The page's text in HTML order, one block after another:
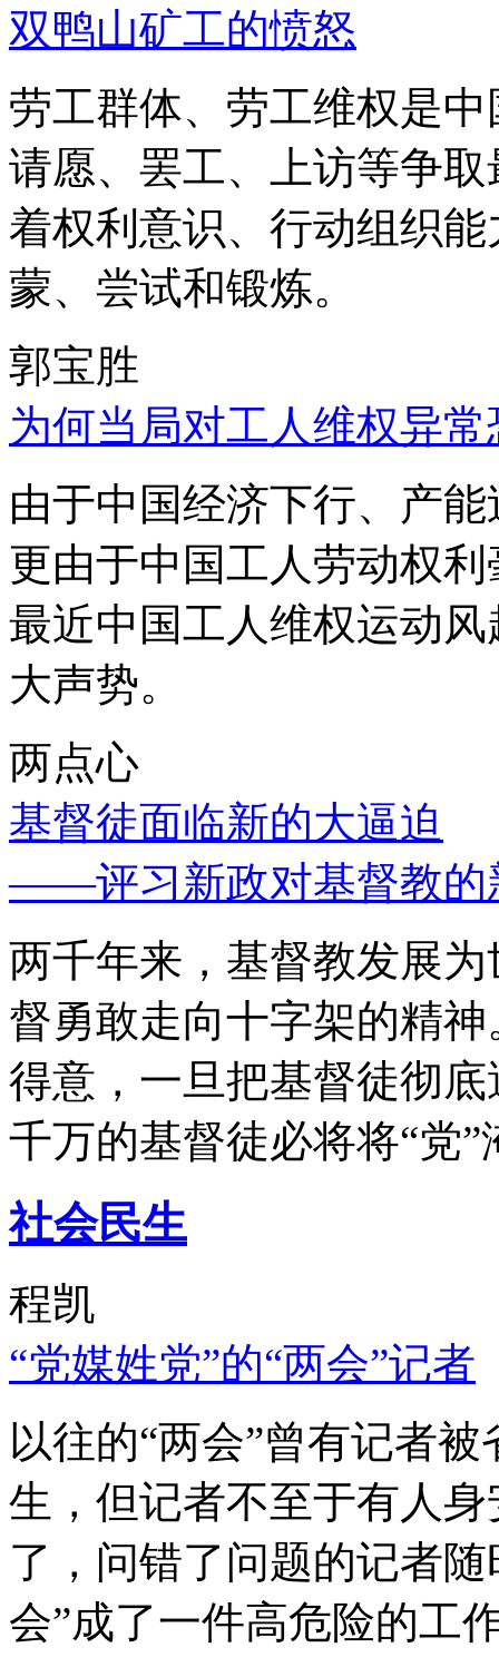
双鸭山矿工的愤怒
劳工群体、劳工维权是
请愿、罢工、上访等争
着权利意识、行动组织
蒙、尝试和锻炼。
郭宝胜
为何当局对工人维权异
由于中国经济下行、产
更由于中国工人劳动权
最近中国工人维权运动
大声势。
两点心
基督徒面临新的大逼迫
——评习新政对基督教的
两千年来，基督教发展
督勇敢走向十字架的精
得意，一旦把基督徒彻
千万的基督徒必将将“党”
社会民生
程凯
“党媒姓党”的“两会”记者
以往的“两会”曾有记者
生，但记者不至于有人
了，问错了问题的记者
会”成了一件高危险的工